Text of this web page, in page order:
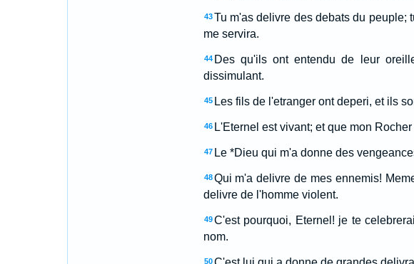
43 Tu m'as delivre des debats du peuple;
me servira.
44 Des qu'ils ont entendu de leur
dissimulant.
45 Les fils de l'etranger ont deperi, et ils
46 L'Eternel est vivant; et que mon
47 Le *Dieu qui m'a donne des
48 Qui m'a delivre de mes ennemis!
delivre de l'homme violent.
49 C'est pourquoi, Eternel! je te
nom.
50